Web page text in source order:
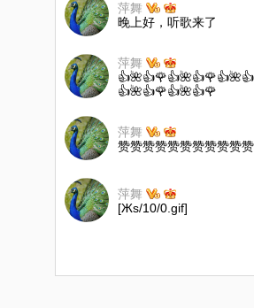
萍舞
晚上好，听歌来了
萍舞
👍🌺👍🌹👍🌺👍🌹
萍舞
赞赞赞赞赞赞赞赞赞赞
萍舞
[Жs/10/0.gif]